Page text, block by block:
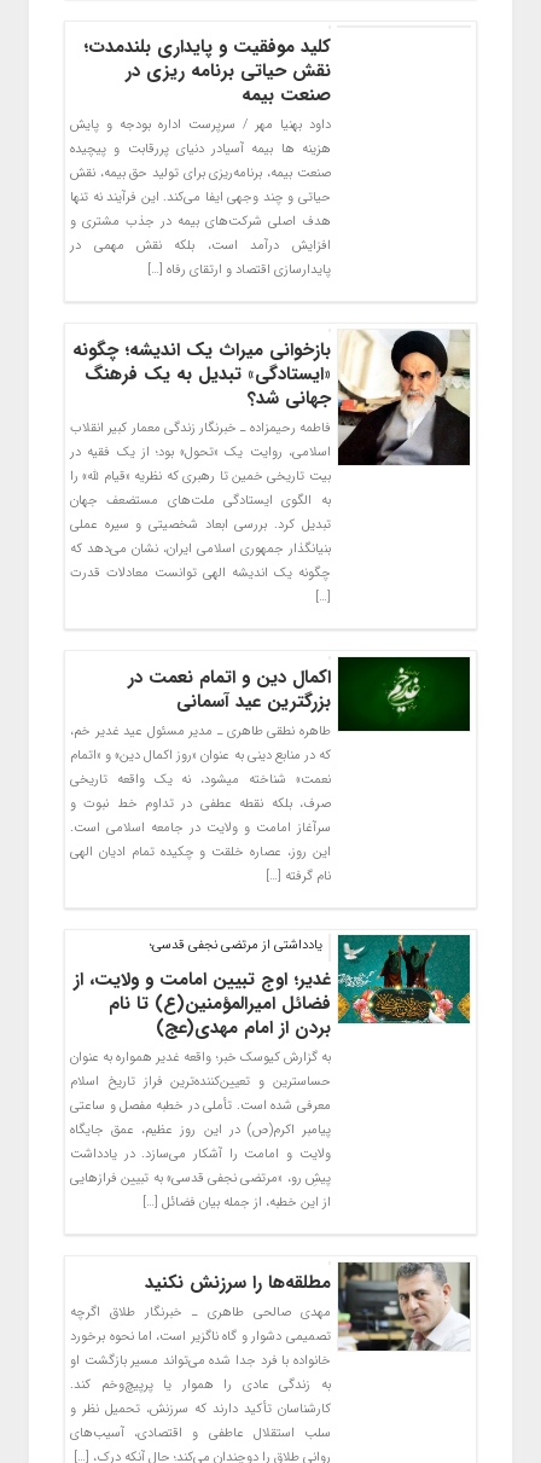
کلید موفقیت و پایداری بلندمدت؛
نقش حیاتی برنامه ریزی در
صنعت بیمه
داود بهنیا مهر / سرپرست اداره بودجه و پایش
هزینه ها بیمه آسیادر دنیای پررقابت و پیچیده
صنعت بیمه، برنامه‌ریزی برای تولید حق بیمه، نقش
حیاتی و چند وجهی ایفا می‌کند. این فرآیند نه تنها
هدف اصلی شرکت‌های بیمه در جذب مشتری و
افزایش درآمد است، بلکه نقش مهمی در
پایدارسازی اقتصاد و ارتقای رفاه […]
بازخوانی میراث یک اندیشه؛ چگونه
«ایستادگی» تبدیل به یک فرهنگ
جهانی شد؟
فاطمه رحیمزاده ـ خبرنگار زندگی معمار کبیر انقلاب
اسلامی، روایت یک «تحول» بود؛ از یک فقیه در
بیت تاریخی خمین تا رهبری که نظریه «قیام لله» را
به الگوی ایستادگی ملت‌های مستضعف جهان
تبدیل کرد. بررسی ابعاد شخصیتی و سیره عملی
بنیانگذار جمهوری اسلامی ایران، نشان می‌دهد که
چگونه یک اندیشه الهی توانست معادلات قدرت
[…]
اکمال دین و اتمام نعمت در
بزرگترین عید آسمانی
طاهره نطقی طاهری ـ مدیر مسئول عید غدیر خم،
که در منابع دینی به عنوان «روز اکمال دین» و «اتمام
نعمت» شناخته میشود، نه یک واقعه تاریخی
صرف، بلکه نقطه عطفی در تداوم خط نبوت و
سرآغاز امامت و ولایت در جامعه اسلامی است.
این روز، عصاره خلقت و چکیده تمام ادیان الهی
نام گرفته […]
یادداشتی از مرتضی نجفی قدسی؛
غدیر؛ اوج تبیین امامت و ولایت، از
فضائل امیرالمؤمنین(ع) تا نام
بردن از امام مهدی(عج)
به گزارش کیوسک خبر؛ واقعه غدیر همواره به عنوان
حساسترین و تعیین‌کننده‌ترین فراز تاریخ اسلام
معرفی شده است. تأملی در خطبه مفصل و ساعتی
پیامبر اکرم(ص) در این روز عظیم، عمق جایگاه
ولایت و امامت را آشکار می‌سازد. در یادداشت
پیشِ رو، «مرتضی نجفی قدسی» به تبیین فرازهایی
از این خطبه، از جمله بیان فضائل […]
مطلقه‌ها را سرزنش نکنید
مهدی صالحی طاهری ـ خبرنگار طلاق اگرچه
تصمیمی دشوار و گاه ناگزیر است، اما نحوه برخورد
خانواده با فرد جدا شده می‌تواند مسیر بازگشت او
به زندگی عادی را هموار یا پرپیچ‌وخم کند.
کارشناسان تأکید دارند که سرزنش، تحمیل نظر و
سلب استقلال عاطفی و اقتصادی، آسیب‌های
روانی طلاق را دوچندان می‌کند؛ حال آنکه درک، […]